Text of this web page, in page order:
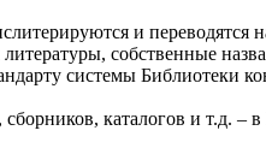
и переводятся
собственные
системы Библиотеки
каталогов и т.д. –